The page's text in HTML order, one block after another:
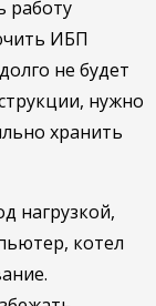
работу
ИБП
не будет
нужно
хранить
нагрузкой,
котел